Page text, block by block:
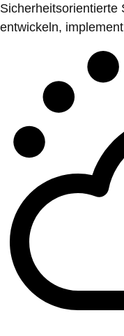
Sicherheitsorientierte
entwickeln,